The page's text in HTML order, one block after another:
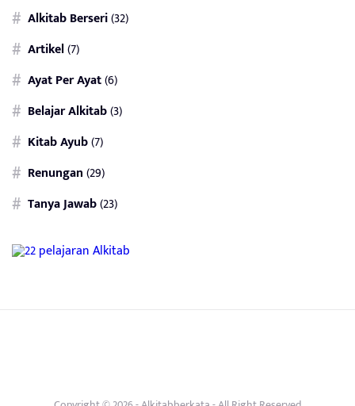
Alkitab Berseri(32)
Artikel(7)
Ayat Per Ayat(6)
Belajar Alkitab(3)
Kitab Ayub(7)
Renungan(29)
Tanya Jawab(23)